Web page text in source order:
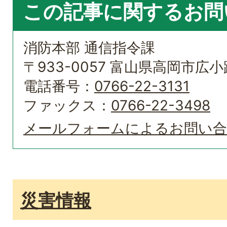
この記事に関するお
消防本部 通信指令課
〒933-0057 富山県高岡市広
電話番号： 0766-22-3131
ファックス： 0766-22-3498
メールフォームによるお問い
災害情報